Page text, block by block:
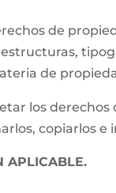
de
de
los
copiarlos
APLICABLE.